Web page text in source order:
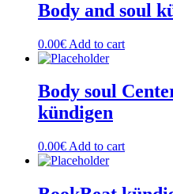
Body and soul
0.00€ Add to cart
Body soul
kündigen
0.00€ Add to cart